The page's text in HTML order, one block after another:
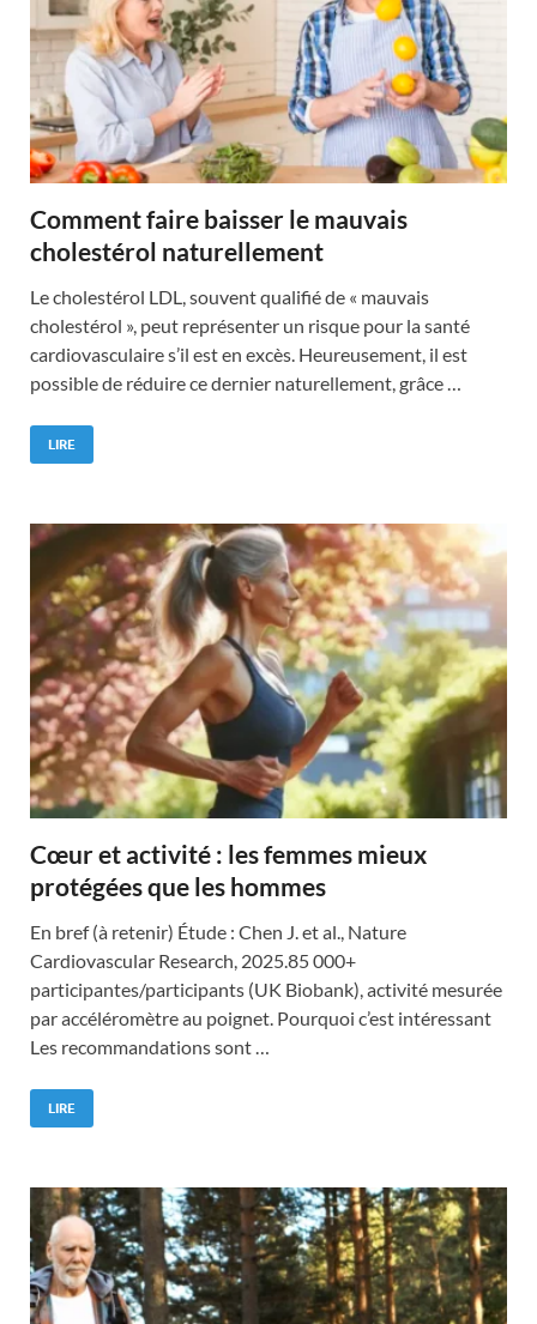
Comment faire baisser le mauvais
cholestérol naturellement
Le cholestérol LDL, souvent qualifié de « mauvais
cholestérol », peut représenter un risque pour la santé
cardiovasculaire s’il est en excès. Heureusement, il est
possible de réduire ce dernier naturellement, grâce …
LIRE
Cœur et activité : les femmes mieux
protégées que les hommes
En bref (à retenir) Étude : Chen J. et al., Nature
Cardiovascular Research, 2025.85 000+
participantes/participants (UK Biobank), activité mesurée
par accéléromètre au poignet. Pourquoi c’est intéressant
Les recommandations sont …
LIRE